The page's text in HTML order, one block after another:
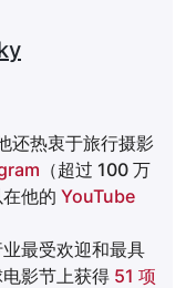
还热衷于旅行摄影
（超过 100 万
他的 YouTube
最受欢迎和最具
电影节上获得 51 项